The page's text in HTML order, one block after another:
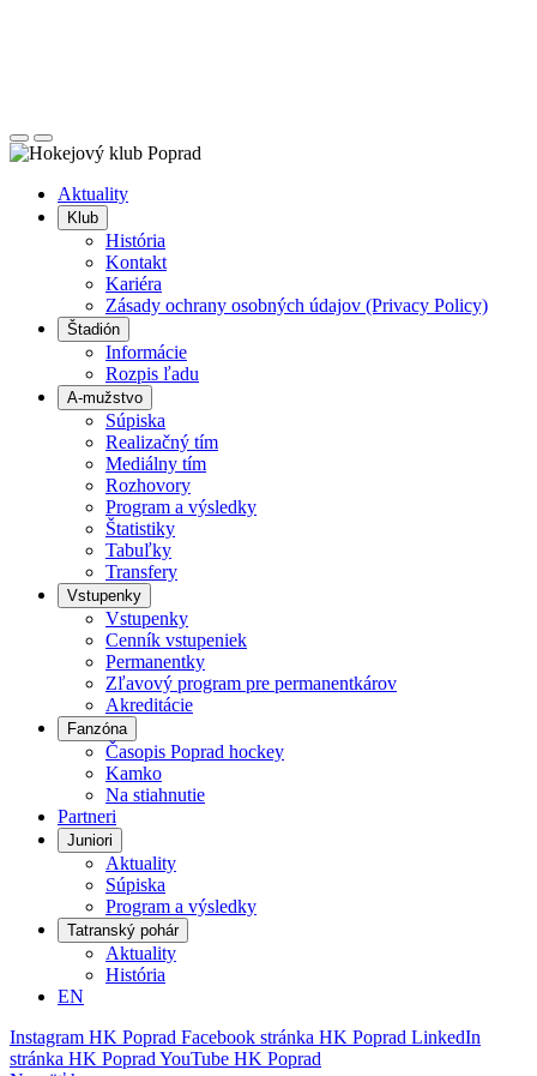
Posunúť
doľava
Posunúť
doprava
Aktuality
Klub
História
Kontakt
Kariéra
Zásady ochrany osobných údajov (Privacy Policy)
Štadión
Informácie
Rozpis ľadu
A-mužstvo
Súpiska
Realizačný tím
Mediálny tím
Rozhovory
Program a výsledky
Štatistiky
Tabuľky
Transfery
Vstupenky
Vstupenky
Cenník vstupeniek
Permanentky
Zľavový program pre permanentkárov
Akreditácie
Fanzóna
Časopis Poprad hockey
Kamko
Na stiahnutie
Partneri
Juniori
Aktuality
Súpiska
Program a výsledky
Tatranský pohár
Aktuality
História
EN
Instagram HK Poprad Facebook stránka HK Poprad LinkedIn
stránka HK Poprad YouTube HK Poprad